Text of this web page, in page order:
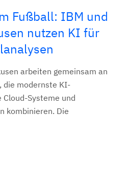
Fußball: IBM und
nutzen KI für
arbeiten gemeinsam an
die modernste KI-
Cloud-Systeme und
kombinieren. Die